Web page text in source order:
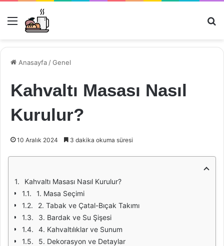
Menü
Anasayfa /Genel
Kahvaltı Masası Nasıl
Kurulur?
10 Aralık 2024 3 dakika okuma süresi
Kahvaltı Masası Nasıl Kurulur?
1. Masa Seçimi
2. Tabak ve Çatal-Bıçak Takımı
3. Bardak ve Su Şişesi
4. Kahvaltılıklar ve Sunum
5. Dekorasyon ve Detaylar